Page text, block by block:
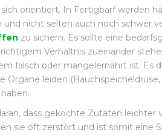
orientiert. In Fertigbarf werden
nicht selten auch noch schwer
zu sichern. Es sollte eine
Verhältnis zueinander
falsch oder mangelernährt ist. Es
leiden
dass gekochte Zutaten leichter
sie oft zerstört und ist somit eine